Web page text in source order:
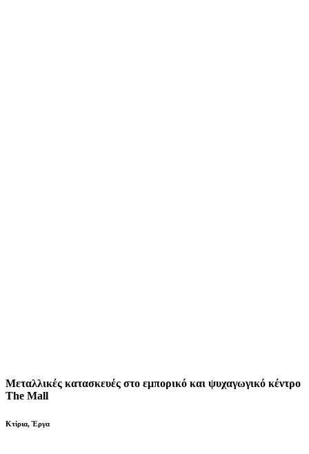
Μεταλλικές κατασκευές στο εμπορικό και ψυχαγωγικό κέντρο
The Mall
Κτίρια,Έργα